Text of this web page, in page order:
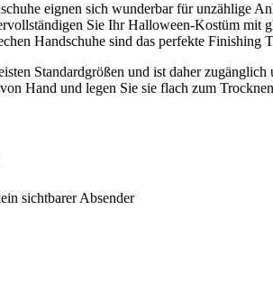
eignen sich wunderbar für unzählige
Sie Ihr Halloween-Kostüm mit
Handschuhe sind das perfekte Finishing
Standardgrößen und ist daher
Hand und legen Sie sie flach zum
sichtbarer Absender